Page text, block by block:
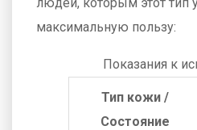
максимальную пользу:
Показания к
Тип кожи /
Состояние